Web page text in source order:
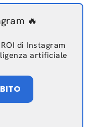
🔥
di Instagram
artificiale